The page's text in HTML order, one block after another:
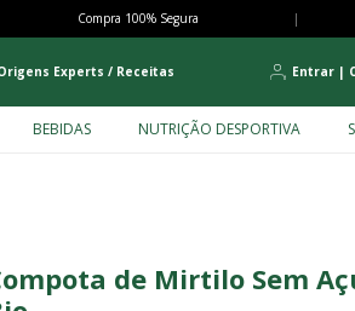
Compra 100% Segura |
Experts / Receitas Entrar |
BEBIDAS NUTRIÇÃO DESPORTIVA
de Mirtilo Sem